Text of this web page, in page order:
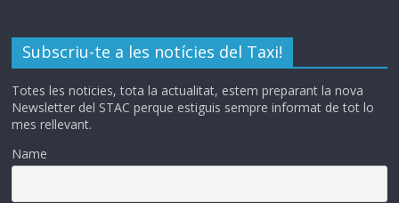
Subscriu-te a les notícies del Taxi!
Totes les noticies, tota la actualitat, estem preparant la nova
Newsletter del STAC perque estiguis sempre informat de tot lo
mes rellevant.
Name